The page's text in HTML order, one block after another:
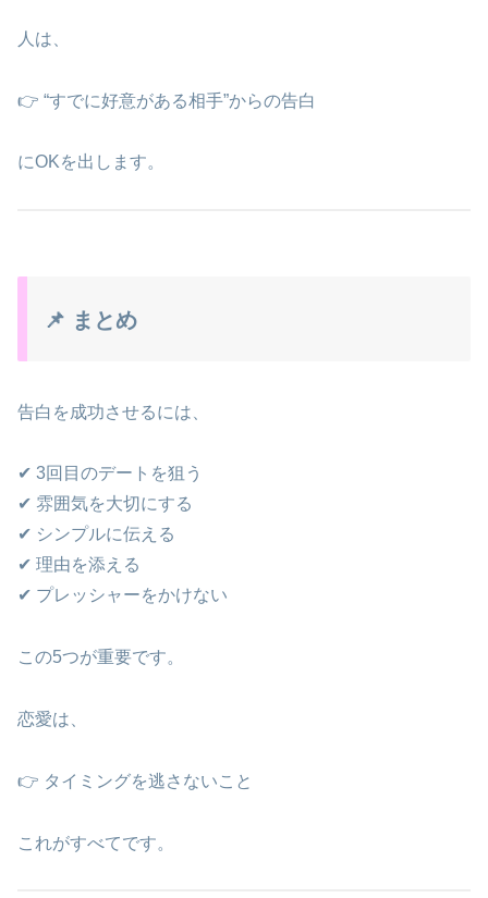
人は、
👉 “すでに好意がある相手”からの告白
にOKを出します。
📌 まとめ
告白を成功させるには、
✔ 3回目のデートを狙う
✔ 雰囲気を大切にする
✔ シンプルに伝える
✔ 理由を添える
✔ プレッシャーをかけない
この5つが重要です。
恋愛は、
👉 タイミングを逃さないこと
これがすべてです。